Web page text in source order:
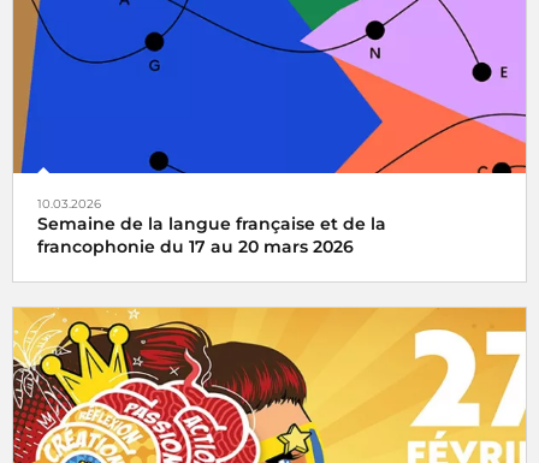
10.03.2026
Semaine de la langue française et de la
francophonie du 17 au 20 mars 2026
Organisée autour du 20 mars, date de la
Journée
internationale de la Francophonie, la Semaine de la
langue française et de la francophonie célèbre le plaisir des
mots.